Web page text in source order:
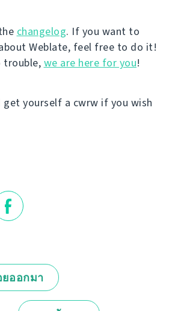
changelog. If you want to
Weblate, feel free to do it!
trouble, we are here for you!
get yourself a cwrw if you wish
ยออกมา